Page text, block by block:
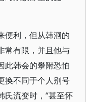
便利，但从韩洄的
常有限，并且他与
此韩会的攀附恐怕
换不同于个人别号
氏流变时，“甚至怀